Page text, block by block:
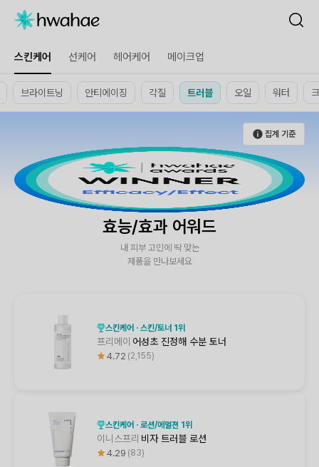
스킨케어 선케어 헤어케어 메이크업
브라이트닝 안티에이징 각질 트러블 오일 워터
집계 기준
효능/효과 어워드
내 피부 고민에 딱 맞는
제품을 만나보세요
스킨케어 · 스킨/토너 1위
프리메이 어성초 진정해 수분 토너
4.72 2,155
스킨케어 · 로션/에멀젼 1위
이니스프리 비자 트러블 로션
4.29 83